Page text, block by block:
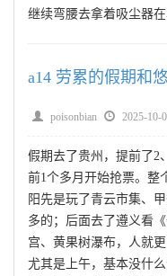
继续弯腰去拿着吸尘器
a14 劳累的假期和
poisonbian 2025-10-
假期去了贵州，提前了2
前1个多月开始抢票。整
阳先是玩了青云市集、
多的；后面去了遵义看
宫、黄果树瀑布，人就
尤其是上午，基本没什